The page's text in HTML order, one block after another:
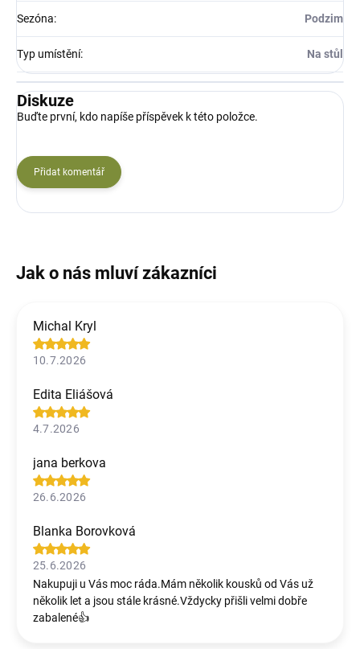
Sezóna: Podzim
Typ umístění: Na stůl
Diskuze
Buďte první, kdo napíše příspěvek k této položce.
Přidat komentář
Michal Kryl
10.7.2026
Edita Eliášová
4.7.2026
jana berkova
26.6.2026
Blanka Borovková
25.6.2026
Nakupuji u Vás moc ráda.Mám několik kousků od Vás už
několik let a jsou stále krásné.Vždycky přišli velmi dobře
zabalené👍